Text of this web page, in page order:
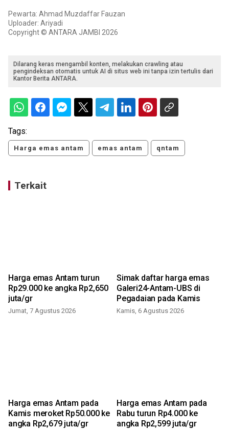
Pewarta: Ahmad Muzdaffar Fauzan
Uploader: Ariyadi
Copyright © ANTARA JAMBI 2026
Dilarang keras mengambil konten, melakukan crawling atau
pengindeksan otomatis untuk AI di situs web ini tanpa izin tertulis dari
Kantor Berita ANTARA.
Tags:
Harga emas antam emas antam qntam
Terkait
Harga emas Antam turun
Rp29.000 ke angka Rp2,650
juta/gr
Jumat, 7 Agustus 2026
Simak daftar harga emas
Galeri24-Antam-UBS di
Pegadaian pada Kamis
Kamis, 6 Agustus 2026
Harga emas Antam pada
Kamis meroket Rp50.000 ke
angka Rp2,679 juta/gr
Harga emas Antam pada
Rabu turun Rp4.000 ke
angka Rp2,599 juta/gr